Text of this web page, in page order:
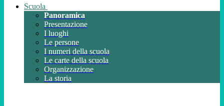
Scuola
Panoramica
Presentazione
I luoghi
Le persone
I numeri della scuola
Le carte della scuola
Organizzazione
La storia